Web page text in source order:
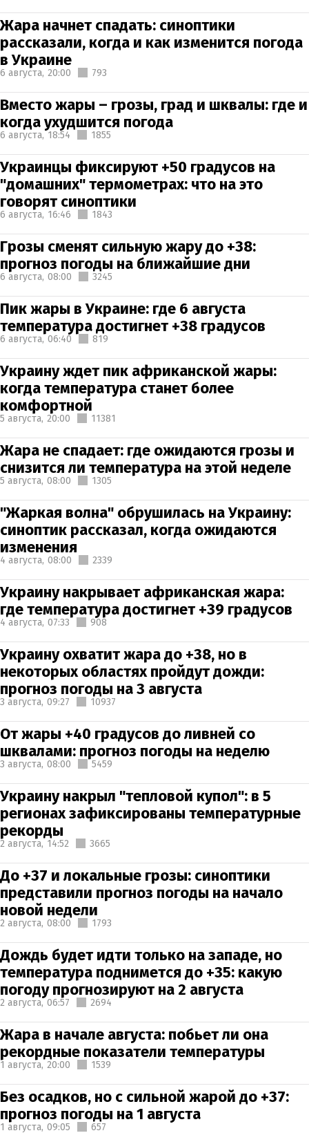
Жара начнет спадать: синоптики
рассказали, когда и как изменится погода
в Украине
6 августа, 20:00 793
Вместо жары – грозы, град и шквалы: где и
когда ухудшится погода
6 августа, 18:54 1855
Украинцы фиксируют +50 градусов на
"домашних" термометрах: что на это
говорят синоптики
6 августа, 16:46 1843
Грозы сменят сильную жару до +38:
прогноз погоды на ближайшие дни
6 августа, 08:00 3245
Пик жары в Украине: где 6 августа
температура достигнет +38 градусов
6 августа, 06:40 819
Украину ждет пик африканской жары:
когда температура станет более
комфортной
5 августа, 20:00 11381
Жара не спадает: где ожидаются грозы и
снизится ли температура на этой неделе
5 августа, 08:00 1305
"Жаркая волна" обрушилась на Украину:
синоптик рассказал, когда ожидаются
изменения
4 августа, 08:00 2339
Украину накрывает африканская жара:
где температура достигнет +39 градусов
4 августа, 07:33 908
Украину охватит жара до +38, но в
некоторых областях пройдут дожди:
прогноз погоды на 3 августа
3 августа, 09:27 10937
От жары +40 градусов до ливней со
шквалами: прогноз погоды на неделю
3 августа, 08:00 5459
Украину накрыл "тепловой купол": в 5
регионах зафиксированы температурные
рекорды
2 августа, 14:52 3665
До +37 и локальные грозы: синоптики
представили прогноз погоды на начало
новой недели
2 августа, 08:00 1793
Дождь будет идти только на западе, но
температура поднимется до +35: какую
погоду прогнозируют на 2 августа
2 августа, 06:57 2694
Жара в начале августа: побьет ли она
рекордные показатели температуры
1 августа, 20:00 1539
Без осадков, но с сильной жарой до +37:
прогноз погоды на 1 августа
1 августа, 09:05 657